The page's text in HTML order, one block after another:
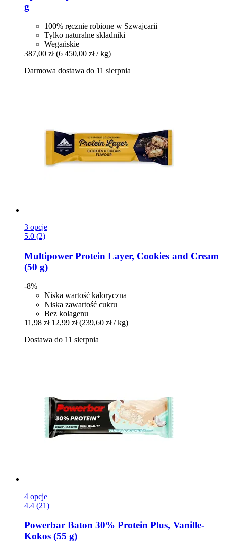
g
100% ręcznie robione w Szwajcarii
Tylko naturalne składniki
Wegańskie
387,00 zł (6 450,00 zł / kg)
Darmowa dostawa do 11 sierpnia
3 opcje
5.0 (2)
Multipower Protein Layer, Cookies and Cream
(50 g)
-8%
Niska wartość kaloryczna
Niska zawartość cukru
Bez kolagenu
11,98 zł 12,99 zł (239,60 zł / kg)
Dostawa do 11 sierpnia
4 opcje
4.4 (21)
Powerbar Baton 30% Protein Plus, Vanille-​
Kokos (55 g)